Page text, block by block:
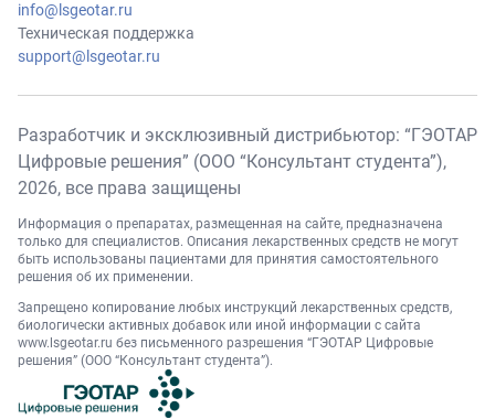
info@lsgeotar.ru
Техническая поддержка
support@lsgeotar.ru
Разработчик и эксклюзивный дистрибьютор: “ГЭОТАР
Цифровые решения” (ООО “Консультант студента”),
2026, все права защищены
Информация о препаратах, размещенная на сайте, предназначена
только для специалистов. Описания лекарственных средств не могут
быть использованы пациентами для принятия самостоятельного
решения об их применении.
Запрещено копирование любых инструкций лекарственных средств,
биологически активных добавок или иной информации с сайта
www.lsgeotar.ru без письменного разрешения “ГЭОТАР Цифровые
решения” (ООО “Консультант студента”).